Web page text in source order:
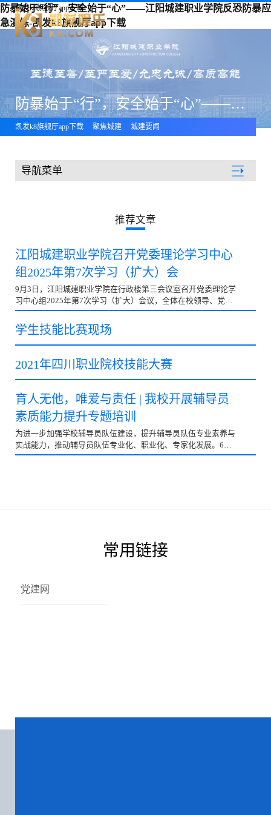
防暴始于“行”，安全始于“心”——江阳城建职业学院反恐防暴应
急演练-凯发k8旗舰厅app下载
凯发k8旗舰厅app下载
防暴始于“行”，安全始于“心”——江阳城建职业学院反恐防暴应急演练
凯发k8旗舰厅app下载 聚焦城建 城建要闻
导航菜单
推荐文章
江阳城建职业学院召开党委理论学习中心
组2025年第7次学习（扩大）会
9月3日，江阳城建职业学院在行政楼第三会议室召开党委理论学
习中心组2025年第7次学习（扩大）会议，全体在校领导、党委
委员、纪委委员，各党总支书记、副书记，二级学院院长、行政
部门负责人参会，会议由党委书记蒋和平教授主持。
学生技能比赛现场
2021年四川职业院校技能大赛
育人无他，唯爱与责任 | 我校开展辅导员
素质能力提升专题培训
为进一步加强学校辅导员队伍建设，提升辅导员队伍专业素养与
实战能力，推动辅导员队伍专业化、职业化、专家化发展。6月
11日下午，我校举办了辅导员素质能力提升专题培训。此次培训
信的师生关系为基础，通过耐心倾听学生诉
常用链接
党建网